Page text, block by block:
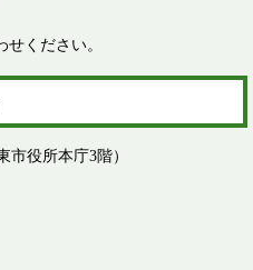
ください。
市役所本庁3階）